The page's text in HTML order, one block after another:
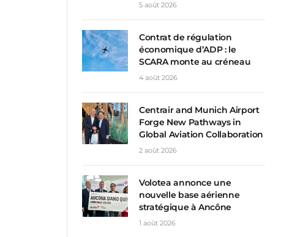
5 août 2026
Contrat de régulation
économique d’ADP : le
SCARA monte au créneau
4 août 2026
Centrair and Munich Airport
Forge New Pathways in
Global Aviation Collaboration
2 août 2026
Volotea annonce une
nouvelle base aérienne
stratégique à Ancône
1 août 2026